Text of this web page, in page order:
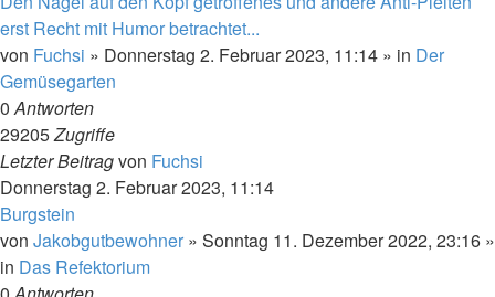
erst Recht mit Humor betrachtet...
von Fuchsi » Donnerstag 2. Februar 2023, 11:14 » in Der
Gemüsegarten
0Antworten
29205Zugriffe
Letzter Beitragvon Fuchsi
Donnerstag 2. Februar 2023, 11:14
Burgstein
von Jakobgutbewohner » Sonntag 11. Dezember 2022, 23:16 »
in Das Refektorium